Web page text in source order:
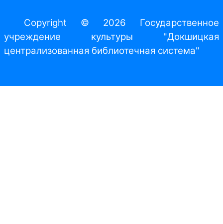
Copyright © 2026 Государственное
учреждение культуры "Докшицкая
централизованная библиотечная система"